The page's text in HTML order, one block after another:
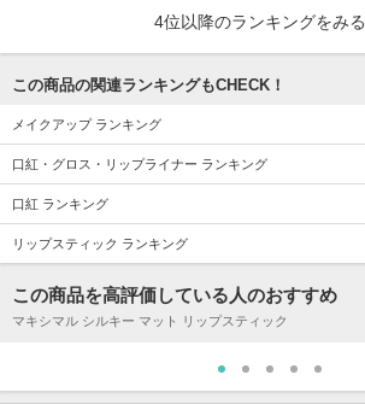
4位以降のランキングをみる
この商品の関連ランキングもCHECK！
メイクアップ ランキング
口紅・グロス・リップライナー ランキング
口紅 ランキング
リップスティック ランキング
この商品を高評価している人のおすすめ
マキシマル シルキー マット リップスティック